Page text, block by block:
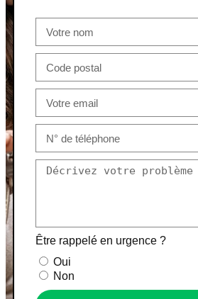
Être rappelé en urgence ?
Oui
Non